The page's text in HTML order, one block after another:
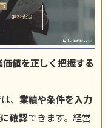
値を正しく把握する
、 業績や条件を入力
確認できます。経営